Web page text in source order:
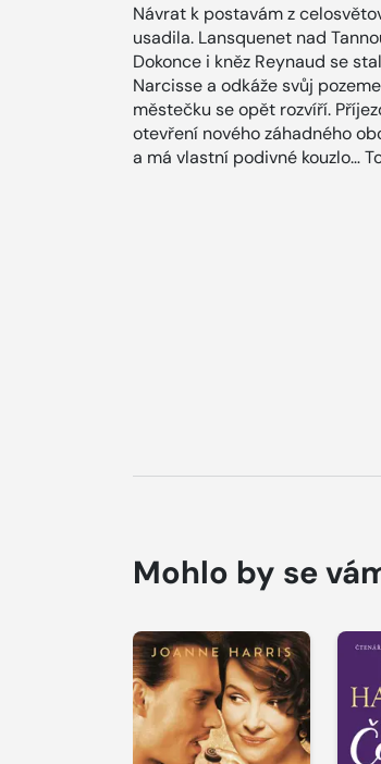
Návrat k postavám z
usadila. Lansquenet nad
Dokonce i kněz Reynaud se
Narcisse a odkáže svůj
městečku se opět rozvíří.
otevření nového záhadného
a má vlastní podivné kouzlo…
Mohlo by se